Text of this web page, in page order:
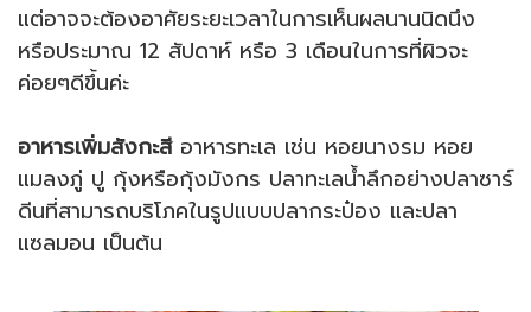
แต่อาจจะต้องอาศัยระยะเวลาในการเห็นผลนานนิดนึง
หรือประมาณ 12 สัปดาห์ หรือ 3 เดือนในการที่ผิวจะ
ค่อยๆดีขึ้นค่ะ
อาหารเพิ่มสังกะสีอาหารทะเล เช่น หอยนางรม หอย
แมลงภู่ ปู กุ้งหรือกุ้งมังกร ปลาทะเลน้ำลึกอย่างปลาซาร์
ดีนที่สามารถบริโภคในรูปแบบปลากระป๋อง และปลา
แซลมอน เป็นต้น